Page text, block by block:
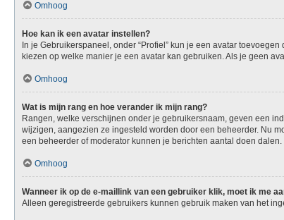
Omhoog
Hoe kan ik een avatar instellen?
In je Gebruikerspaneel, onder “Profiel” kun je een avatar
kiezen op welke manier je een avatar kan gebruiken. Als je geen
Omhoog
Wat is mijn rang en hoe verander ik mijn rang?
Rangen, welke verschijnen onder je gebruikersnaam, geven een
wijzigen, aangezien ze ingesteld worden door een beheerder. Nu
een beheerder of moderator kunnen je berichten aantal doen dalen.
Omhoog
Wanneer ik op de e-maillink van een gebruiker klik, moet ik me
Alleen geregistreerde gebruikers kunnen gebruik maken van het